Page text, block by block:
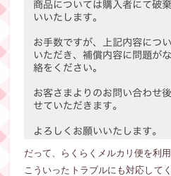
だって、らくらくメルカリ便を利
こういったトラブルにも対応して